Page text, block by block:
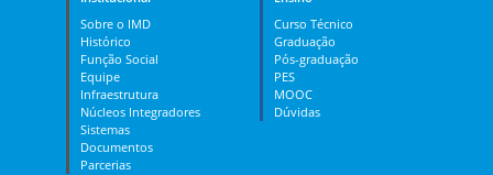
Sobre o IMD
Histórico
Função Social
Equipe
Infraestrutura
Núcleos Integradores
Sistemas
Documentos
Parcerias
Curso Técnico
Graduação
Pós-graduação
PES
MOOC
Dúvidas